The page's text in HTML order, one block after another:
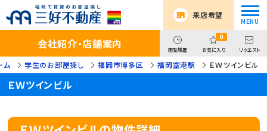
来店希望
会社紹介・店舗案内 閲覧履歴
0
お気に入り リクエスト
ム 学生のお部屋探し 福岡市博多区 福岡空港駅 ＥＷツインビル
ＥＷツインビル